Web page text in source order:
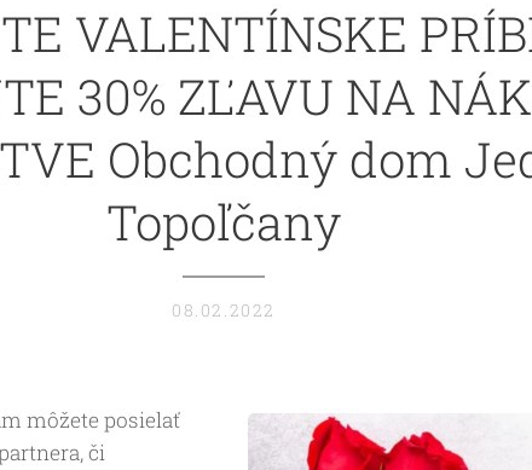
VALENTÍNSKE
30% ZĽAVU NA
Obchodný dom
Topoľčany
08.02.2022
môžete posielať
či